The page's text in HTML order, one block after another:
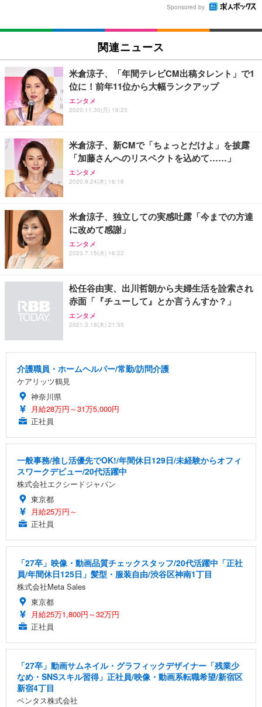
Sponsored by
関連ニュース
米倉涼子、「年間テレビCM出稿タレント」で1
位に！前年11位から大幅ランクアップ
エンタメ
2020.11.30(月) 16:23
米倉涼子、新CMで「ちょっとだけよ」を披露
「加藤さんへのリスペクトを込めて……」
エンタメ
2020.9.24(木) 16:18
米倉涼子、独立しての実感吐露「今までの方達
に改めて感謝」
エンタメ
2020.7.15(水) 16:22
松任谷由実、出川哲朗から夫婦生活を詮索され
赤面「『チューして』とか言うんすか？」
エンタメ
2021.3.18(木) 21:55
介護職員・ホームヘルパー/常勤/訪問介護
ケアリッツ鶴見
神奈川県
月給28万円～31万5,000円
正社員
一般事務/推し活優先でOK!/年間休日129日/未経験からオフィ
スワークデビュー/20代活躍中
株式会社エクシードジャパン
東京都
月給25万円～
正社員
「27卒」映像・動画品質チェックスタッフ/20代活躍中「正社
員/年間休日125日」髪型・服装自由/渋谷区神南1丁目
株式会社Meta Sales
東京都
月給25万1,800円～32万円
正社員
「27卒」動画サムネイル・グラフィックデザイナー「残業少
なめ・SNSスキル習得」正社員/映像・動画系転職希望/新宿区
新宿4丁目
ベンタス株式会社